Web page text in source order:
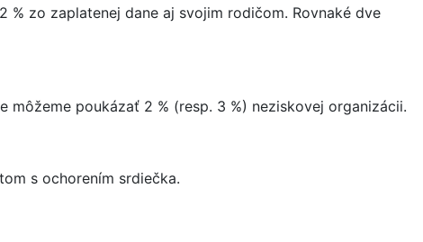
zo zaplatenej dane aj svojim rodičom. Rovnaké dve
poukázať 2 % (resp. 3 %) neziskovej organizácii.
s ochorením srdiečka.